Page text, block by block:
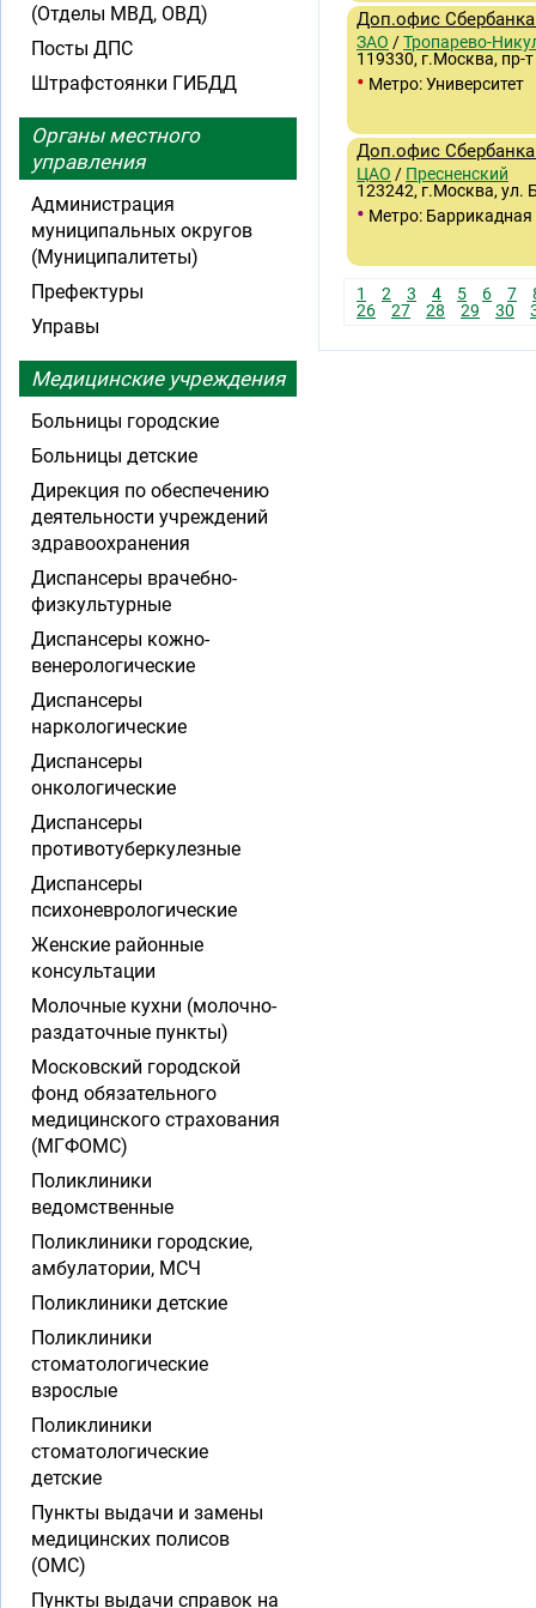
Доп.офис
ЗАО /Тропарево-
119330, г.Москва, пр-
• Метро: Университет
Доп.офис
ЦАО / Пресненский
123242, г.Москва, ул.
• Метро: Баррикадная
1 2 3 4 5 6 7
26
27 28 29 30
(Отделы МВД, ОВД)
Посты ДПС
Штрафстоянки ГИБДД
Органы местного
управления
Администрация
муниципальных округов
(Муниципалитеты)
Префектуры
Управы
Медицинские учреждения
Больницы городские
Больницы детские
Дирекция по обеспечению
деятельности учреждений
здравоохранения
Диспансеры врачебно-
физкультурные
Диспансеры кожно-
венерологические
Диспансеры
наркологические
Диспансеры
онкологические
Диспансеры
противотуберкулезные
Диспансеры
психоневрологические
Женские районные
консультации
Молочные кухни (молочно-
раздаточные пункты)
Московский городской
фонд обязательного
медицинского страхования
(МГФОМС)
Поликлиники
ведомственные
Поликлиники городские,
амбулатории, МСЧ
Поликлиники детские
Поликлиники
стоматологические
взрослые
Поликлиники
стоматологические
детские
Пункты выдачи и замены
медицинских полисов
(ОМС)
Пункты выдачи справок на